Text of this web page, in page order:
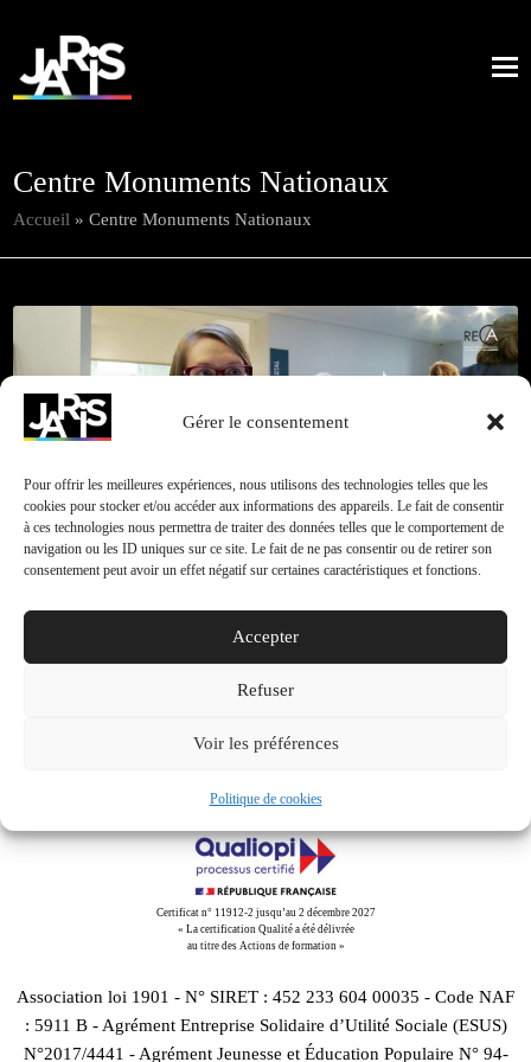
Gérer le consentement
Pour offrir les meilleures expériences, nous utilisons des technologies telles que les
cookies pour stocker et/ou accéder aux informations des appareils. Le fait de consentir
à ces technologies nous permettra de traiter des données telles que le comportement de
navigation ou les ID uniques sur ce site. Le fait de ne pas consentir ou de retirer son
consentement peut avoir un effet négatif sur certaines caractéristiques et fonctions.
Accepter
Refuser
Voir les préférences
Politique de cookies
Centre Monuments Nationaux
Accueil »Centre Monuments Nationaux
Retour à
réalisations
Cliquez pour accepter les cookies marketing et
Share This
Certificat n° 11912-2 jusqu’au 2 décembre 2027
« La certification Qualité a été délivrée
au titre des Actions de formation »
Association loi 1901 - N° SIRET : 452 233 604 00035 - Code NAF
: 5911 B - Agrément Entreprise Solidaire d’Utilité Sociale (ESUS)
N°2017/4441 - Agrément Jeunesse et Éducation Populaire N° 94-